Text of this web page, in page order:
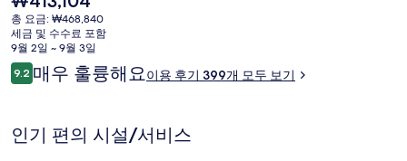
고
어
전
재
가
격
은
₩413,104
총 요금: ₩468,840
세금 및 수수료 포함
9월 2일 ~ 9월 3일
이
용
기
9.210점 만점 중 9.2점.
매우 훌륭해요이용 후기 399개 모두 보기
인기 편의 시설/서비스